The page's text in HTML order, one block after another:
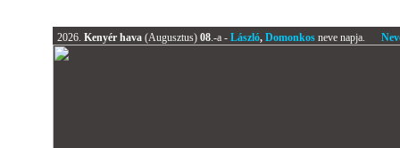
2026. Kenyér hava (Augusztus) 08.-a - László, Domonkosneve napja.